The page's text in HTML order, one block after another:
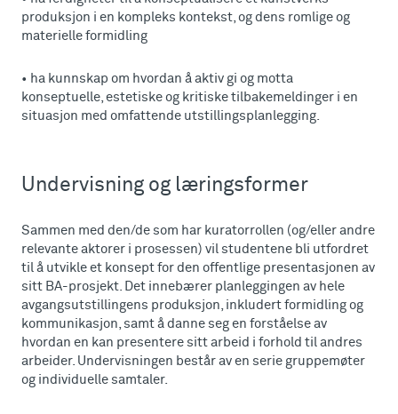
produksjon i en kompleks kontekst, og dens romlige og
materielle formidling
• ha kunnskap om hvordan å aktiv gi og motta
konseptuelle, estetiske og kritiske tilbakemeldinger i en
situasjon med omfattende utstillingsplanlegging.
Undervisning og læringsformer
Sammen med den/de som har kuratorrollen (og/eller andre
relevante aktorer i prosessen) vil studentene bli utfordret
til å utvikle et konsept for den offentlige presentasjonen av
sitt BA-prosjekt. Det innebærer planleggingen av hele
avgangsutstillingens produksjon, inkludert formidling og
kommunikasjon, samt å danne seg en forståelse av
hvordan en kan presentere sitt arbeid i forhold til andres
arbeider. Undervisningen består av en serie gruppemøter
og individuelle samtaler.